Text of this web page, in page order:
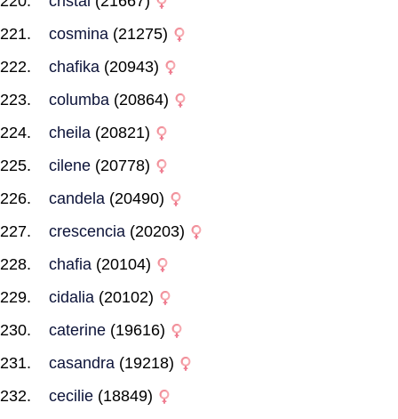
cosmina (21275)
chafika (20943)
columba (20864)
cheila (20821)
cilene (20778)
candela (20490)
crescencia (20203)
chafia (20104)
cidalia (20102)
caterine (19616)
casandra (19218)
cecilie (18849)